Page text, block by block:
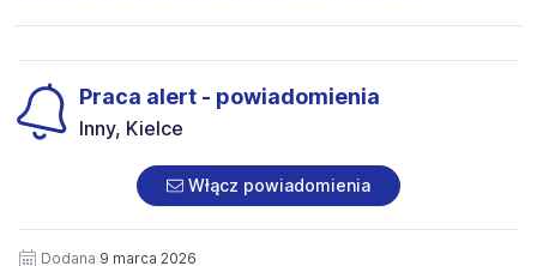
Praca alert - powiadomienia
Inny, Kielce
Włącz powiadomienia
Dodana 9 marca 2026